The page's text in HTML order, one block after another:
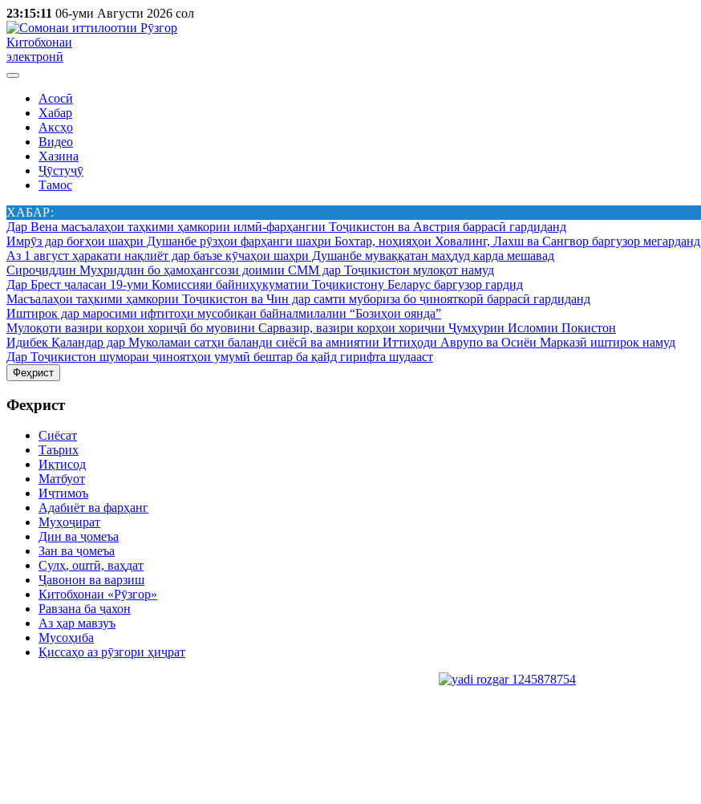
23:15:11 06-уми Августи 2026 сол
Китобхонаи
электронӣ
Асосӣ
Хабар
Аксҳо
Видео
Хазина
Ҷӯстуҷӯ
Тамос
ХАБАР:
Дар Вена масъалаҳои таҳкими ҳамкории илмӣ-фарҳангии Тоҷикистон ва Австрия баррасӣ гардиданд
Имрӯз дар боғҳои шаҳри Душанбе рӯзҳои фарҳанги шаҳри Бохтар, ноҳияҳои Ховалинг, Лахш ва Сангвор баргузор мегарданд
Аз 1 август ҳаракати нақлиёт дар баъзе кӯчаҳои шаҳри Душанбе муваққатан маҳдуд карда мешавад
Сироҷиддин Муҳриддин бо ҳамоҳангсози доимии СММ дар Тоҷикистон мулоқот намуд
Дар Брест ҷаласаи 19-уми Комиссияи байниҳукуматии Тоҷикистону Беларус баргузор гардид
Масъалаҳои таҳкими ҳамкории Тоҷикистон ва Чин дар самти мубориза бо ҷинояткорӣ баррасӣ гардиданд
Иштирок дар маросими ифтитоҳи мусобиқаи байналмилалии “Бозиҳои оянда”
Мулоқоти вазири корҳои хориҷӣ бо муовини Сарвазир, вазири корҳои хориҷии Ҷумҳурии Исломии Покистон
Идибек Қаландар дар Муколамаи сатҳи баланди сиёсӣ ва амниятии Иттиҳоди Аврупо ва Осиёи Марказӣ иштирок намуд
Дар Тоҷикистон шумораи ҷиноятҳои умумӣ бештар ба қайд гирифта шудааст
Феҳрист
Феҳрист
Сиёсат
Таърих
Иқтисод
Матбуот
Иҷтимоъ
Адабиёт ва фарҳанг
Муҳоҷират
Дин ва ҷомеъа
Зан ва ҷомеъа
Сулҳ, оштӣ, ваҳдат
Ҷавонон ва варзиш
Китобхонаи «Рӯзгор»
Равзана ба ҷахон
Аз ҳар мавзуъ
Мусоҳиба
Қиссаҳо аз рӯзгори ҳиҷрат